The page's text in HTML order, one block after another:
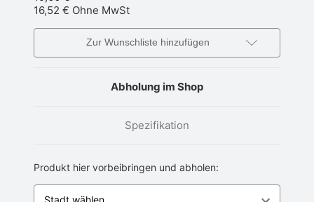
16,52 € Ohne MwSt
Zur Wunschliste hinzufügen
Abholung im Shop
Spezifikation
Produkt hier vorbeibringen und abholen: